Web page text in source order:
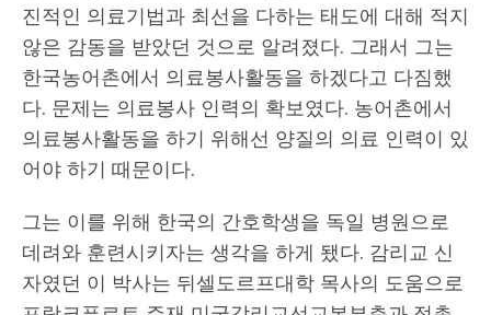
진적인 의료기법과 최선을 다하는 태도에 대해 적지
않은 감동을 받았던 것으로 알려졌다. 그래서 그는
한국농어촌에서 의료봉사활동을 하겠다고 다짐했
다. 문제는 의료봉사 인력의 확보였다. 농어촌에서
의료봉사활동을 하기 위해선 양질의 의료 인력이 있
어야 하기 때문이다.
그는 이를 위해 한국의 간호학생을 독일 병원으로
데려와 훈련시키자는 생각을 하게 됐다. 감리교 신
자였던 이 박사는 뒤셀도르프대학 목사의 도움으로